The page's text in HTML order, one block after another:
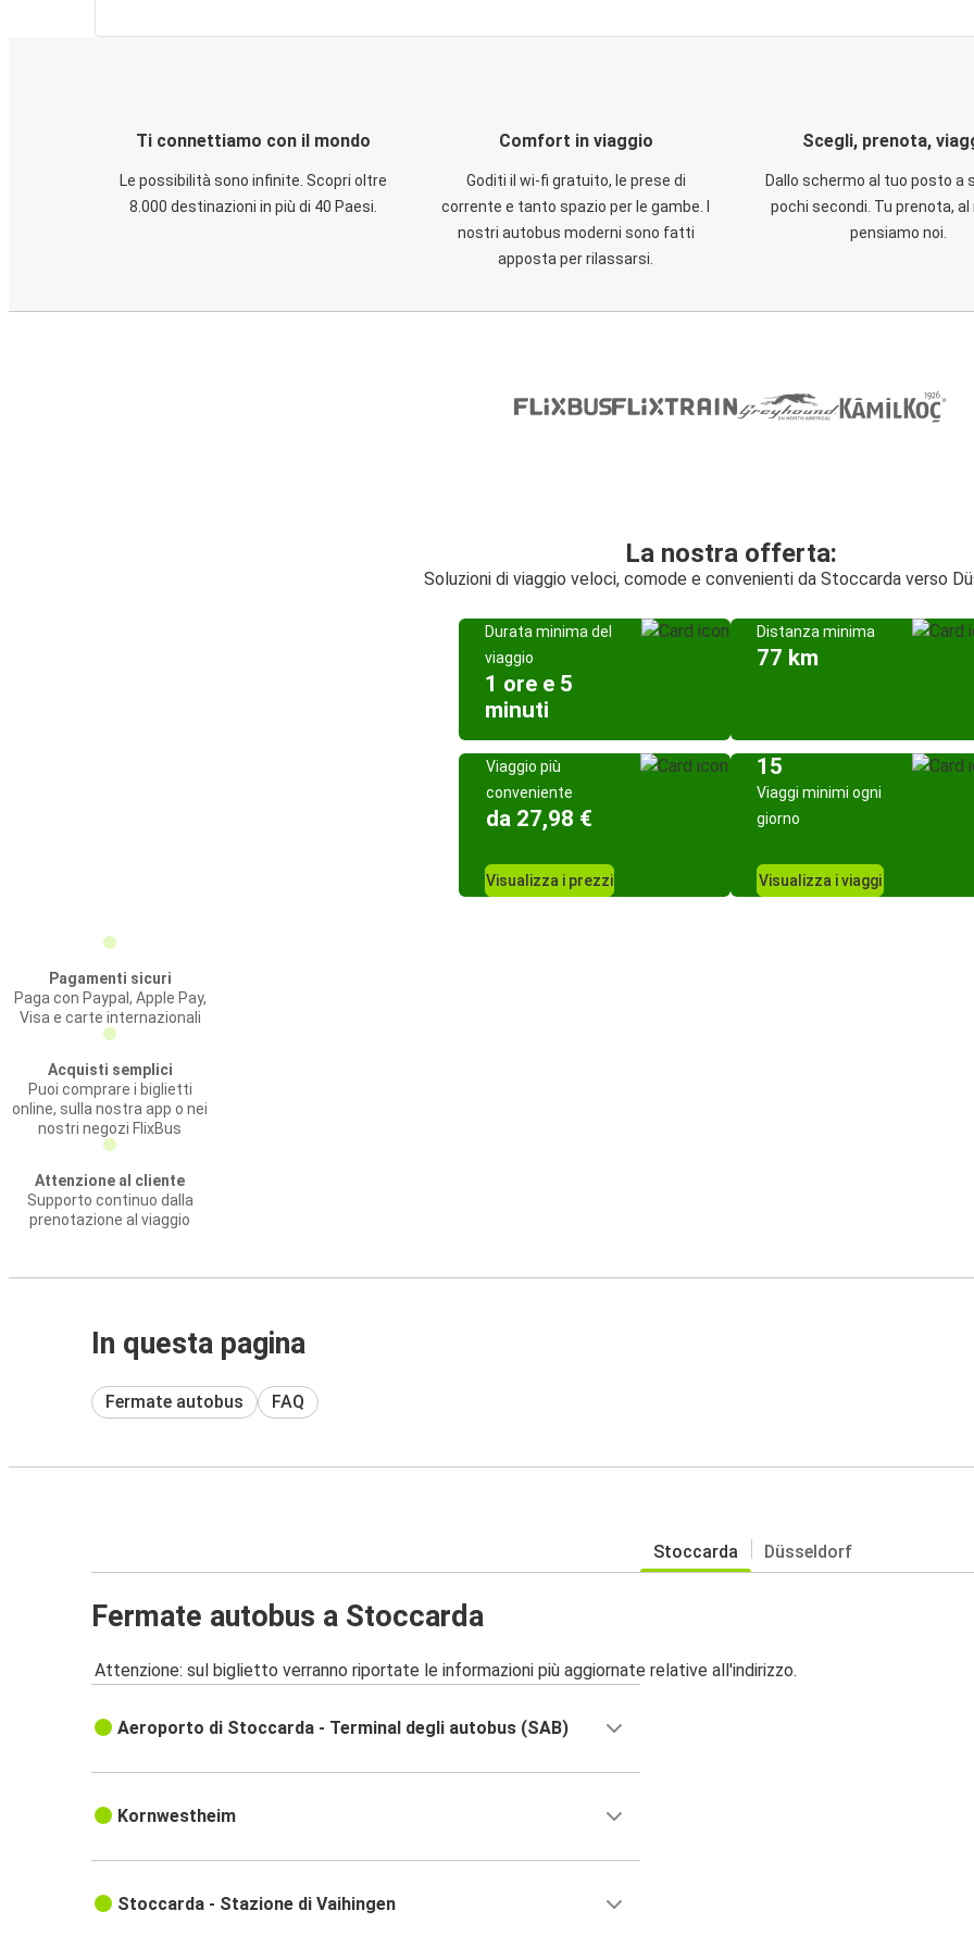
Ti connettiamo con il mondo
Le possibilità sono infinite. Scopri oltre
8.000 destinazioni in più di 40 Paesi.
Comfort in viaggio
Goditi il wi-fi gratuito, le prese di
corrente e tanto spazio per le gambe. I
nostri autobus moderni sono fatti
apposta per rilassarsi.
Scegli, prenota,
Dallo schermo al tuo posto a
pochi secondi. Tu prenota,
pensiamo noi.
La nostra offerta:
Soluzioni di viaggio veloci, comode e convenienti da Stoccarda verso
Durata minima del
viaggio
1 ore e 5
minuti
Distanza minima
77 km
Viaggio più
conveniente
da 27,98 €
Visualizza i prezzi
15
Viaggi minimi ogni
giorno
Visualizza i viaggi
Pagamenti sicuri
Paga con Paypal, Apple Pay,
Visa e carte internazionali
Acquisti semplici
Puoi comprare i biglietti
online, sulla nostra app o nei
nostri negozi FlixBus
Attenzione al cliente
Supporto continuo dalla
prenotazione al viaggio
In questa pagina
Fermate autobus FAQ
Stoccarda Düsseldorf
Fermate autobus a Stoccarda
Attenzione: sul biglietto verranno riportate le informazioni più aggiornate relative all'indirizzo.
Aeroporto di Stoccarda - Terminal degli autobus (SAB)
Kornwestheim
Stoccarda - Stazione di Vaihingen